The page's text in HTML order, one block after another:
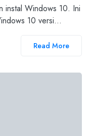
instal Windows 10. Ini
10 versi…
Read More